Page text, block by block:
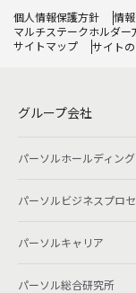
個人情報保護方針
情
マルチステークホルダー
サイトマップ
サイト
グループ会社
パーソルホールディン
パーソルビジネスプロ
パーソルキャリア
パーソル総合研究所